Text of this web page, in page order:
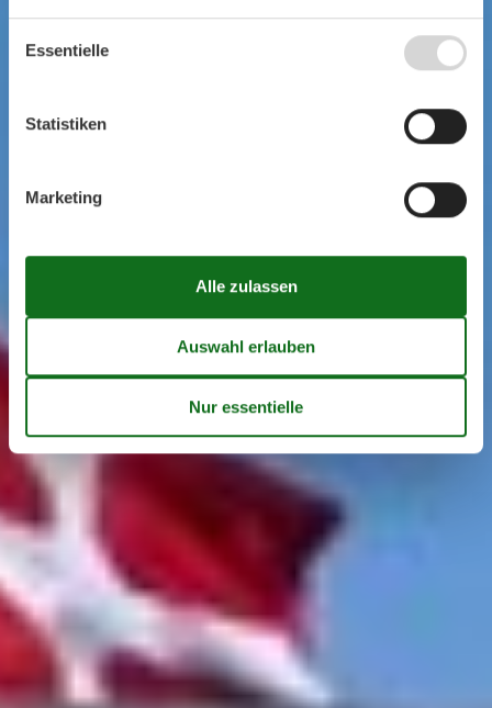
Essentielle
Statistiken
Marketing